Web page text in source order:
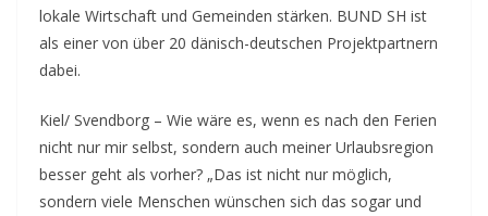
lokale Wirtschaft und Gemeinden stärken. BUND SH ist
als einer von über 20 dänisch-deutschen Projektpartnern
dabei.
Kiel/ Svendborg – Wie wäre es, wenn es nach den Ferien
nicht nur mir selbst, sondern auch meiner Urlaubsregion
besser geht als vorher? „Das ist nicht nur möglich,
sondern viele Menschen wünschen sich das sogar und